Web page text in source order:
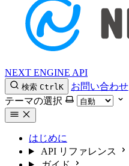
NEXT ENGINE API
検索 CtrlK
お問い合わせ
テーマの選択
はじめに
API リファレンス